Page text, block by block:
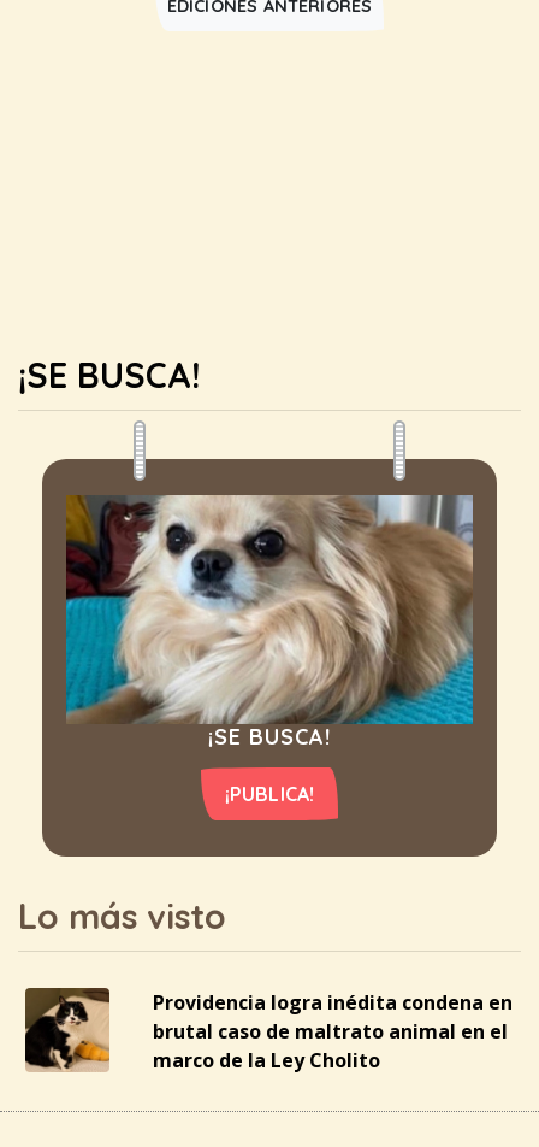
EDICIONES ANTERIORES
¡SE BUSCA!
¡SE BUSCA!
¡PUBLICA!
Lo más visto
Providencia logra inédita condena en
brutal caso de maltrato animal en el
marco de la Ley Cholito